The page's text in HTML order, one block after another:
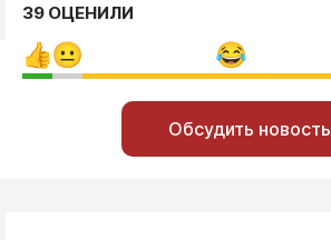
39 ОЦЕНИЛИ
Обсудить новость